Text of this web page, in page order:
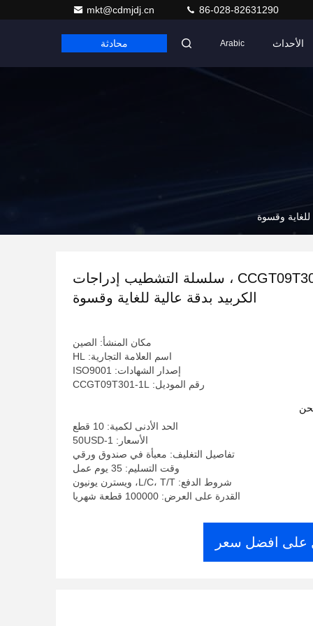
mkt@cdmjdj.cn 86-028-82631290
الأحداث Arabic محادثة
CCGT09T301-gk ، سلسلة التشطيب إدراجات
الكربيد بدقة عالية للغاية وقسوة
مكان المنشأ: الصين
اسم العلامة التجارية: HL
إصدار الشهادات: ISO9001
رقم الموديل: CCGT09T301-1L
الحد الأدنى لكمية: 10 قطع
الأسعار: 1-50USD
تفاصيل التغليف: معبأة في صندوق ورقي
وقت التسليم: 35 يوم عمل
شروط الدفع: L/C، T/T، ويسترن يونيون
القدرة على العرض: 100000 قطعة شهريا
على افضل سعر